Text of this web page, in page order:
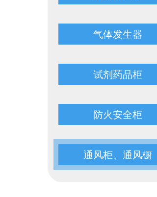
气体发生器
试剂药品柜
防火安全柜
通风柜、通风橱